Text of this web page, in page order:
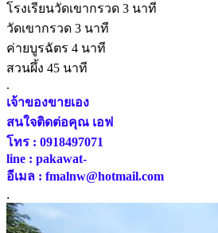
โรงเรียนวัดเขากรวด 3 นาที
วัดเขากรวด 3 นาที
ค่ายบูรฉัตร 4 นาที
สวนผึ้ง 45 นาที
.
เจ้าของขายเอง
สนใจติดต่อคุณ เอฟ
โทร : 0918497071
line : pakawat-
อีเมล : fmalnw@hotmail.com
.